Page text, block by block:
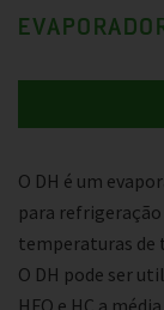
O DH é um
para
temperaturas de
O DH pode ser
HFO e HC a